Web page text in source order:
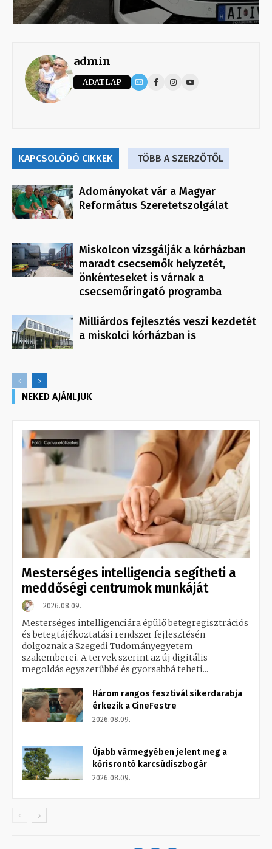
admin
ADATLAP
KAPCSOLÓDÓ CIKKEK TÖBB A SZERZŐTŐL
Adományokat vár a Magyar
Református Szeretetszolgálat
Miskolcon vizsgálják a kórházban
maradt csecsemők helyzetét,
önkénteseket is várnak a
csecsemőringató programba
Milliárdos fejlesztés veszi kezdetét
a miskolci kórházban is
NEKED AJÁNLJUK
Mesterséges intelligencia segítheti a
meddőségi centrumok munkáját
2026.08.09.
Mesterséges intelligenciára épülő betegregisztrációs
és betegtájékoztatási rendszer fejlesztésén
dolgoznak a Szegedi Tudományegyetem
szakemberei. A tervek szerint az új digitális
megoldás egyszerűbbé és gyorsabbá teheti...
Három rangos fesztivál sikerdarabja
érkezik a CineFestre
2026.08.09.
Újabb vármegyében jelent meg a
kőrisrontó karcsúdíszbogár
2026.08.09.